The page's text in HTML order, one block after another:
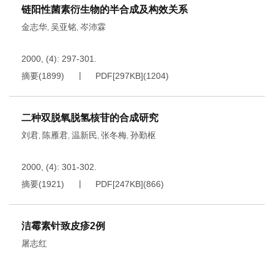
链阳性菌素衍生物的半合成及构效关系
金志华, 吴亚铭, 岑沛霖
2000, (4): 297-301.
摘要(1899) PDF[297KB](1204)
二种双脱氧脱氢核苷的合成研究
刘君, 陈雁君, 温新民, 张冬梅, 孙勤枢
2000, (4): 301-302.
摘要(1921) PDF[247KB](866)
洁霉素针致皮疹2例
屠志红